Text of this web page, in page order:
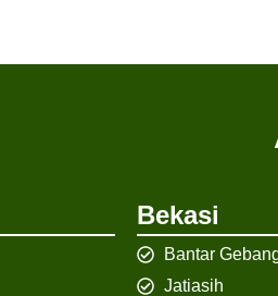
Bekasi
Bantar
Jatiasih